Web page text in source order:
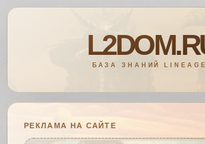
РЕКЛАМА НА САЙТЕ